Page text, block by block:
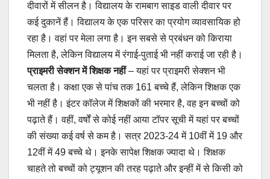
दीवारों में सीलन है। विद्यालय के रामबाग साइड वाली दीवार पर
कई दुकानें हैं। विद्यालय के एक परिसर का प्रयोग व्यावसायिक हो
रहा है। वहां पर मेला लगा है। इन सबसे से प्रबंधन को किराया
मिलता है, लेकिन विद्यालय में रंगाई-पुताई भी नहीं कराई जा रही है।
प्राइमरी सेक्शन में शिक्षक नहीं– यहां पर प्राइमरी सेक्शन भी
चलता है। कक्षा एक से पांच तक 161 बच्चे हैं, लेकिन शिक्षक एक
भी नहीं है। इंटर कॉलेज में शिक्षकों की भरमार है, वह इन बच्चों को
पढ़ाते हैं। वहीं, वर्षों से कोई नहीं आया टॉपर सूची में यहां पर बच्चों
की संख्या कई वर्ष से कम है। सत्र 2023-24 में 10वीं में 19 और
12वीं में 49 बच्चे थे। इनके सापेक्ष शिक्षक ज्यादा थे। शिक्षक
चाहते तो बच्चों को ट्यूशन की तरह पढ़ाते और इन्हीं में से किसी को